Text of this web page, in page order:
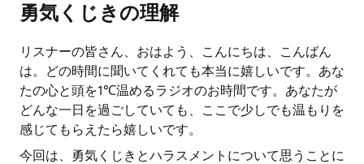
勇気くじきの理解
リスナーの皆さん、おはよう、こんにちは、こんばん
は。どの時間に聞いてくれても本当に嬉しいです。あな
たの心と頭を1℃温めるラジオのお時間です。あなたが
どんな一日を過ごしていても、ここで少しでも温もりを
感じてもらえたら嬉しいです。
今回は、勇気くじきとハラスメントについて思うことに